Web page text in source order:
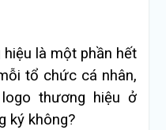
là một phần hết
tổ chức cá nhân,
thương hiệu ở
ký không?